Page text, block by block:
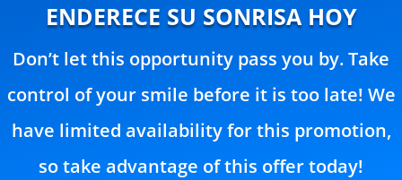
ENDERECE SU SONRISA HOY
Don’t let this opportunity pass you by. Take
control of your smile before it is too late! We
have limited availability for this promotion,
so take advantage of this offer today!